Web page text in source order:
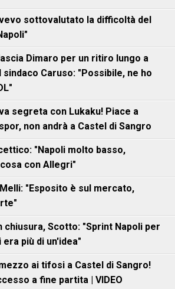
sottovalutato la difficoltà del
Dimaro per un ritiro lungo a
sindaco Caruso: "Possibile, ne ho
segreta con Lukaku! Piace a
non andrà a Castel di Sangro
"Napoli molto basso,
con Allegri"
"Esposito è sul mercato,
chiusura, Scotto: "Sprint Napoli per
più di un'idea"
ai tifosi a Castel di Sangro!
a fine partita | VIDEO